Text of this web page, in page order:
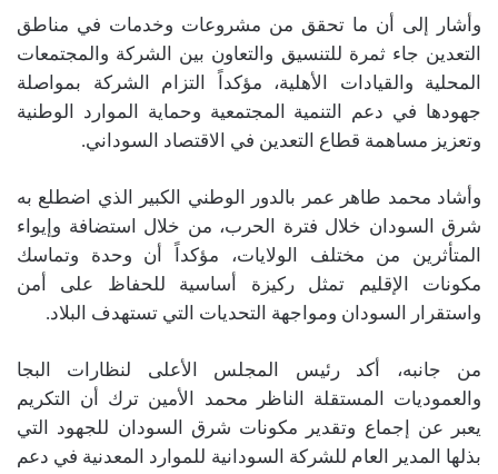
وأشار إلى أن ما تحقق من مشروعات وخدمات في مناطق
التعدين جاء ثمرة للتنسيق والتعاون بين الشركة والمجتمعات
المحلية والقيادات الأهلية، مؤكداً التزام الشركة بمواصلة
جهودها في دعم التنمية المجتمعية وحماية الموارد الوطنية
وتعزيز مساهمة قطاع التعدين في الاقتصاد السوداني.
وأشاد محمد طاهر عمر بالدور الوطني الكبير الذي اضطلع به
شرق السودان خلال فترة الحرب، من خلال استضافة وإيواء
المتأثرين من مختلف الولايات، مؤكداً أن وحدة وتماسك
مكونات الإقليم تمثل ركيزة أساسية للحفاظ على أمن
واستقرار السودان ومواجهة التحديات التي تستهدف البلاد.
من جانبه، أكد رئيس المجلس الأعلى لنظارات البجا
والعموديات المستقلة الناظر محمد الأمين ترك أن التكريم
يعبر عن إجماع وتقدير مكونات شرق السودان للجهود التي
بذلها المدير العام للشركة السودانية للموارد المعدنية في دعم